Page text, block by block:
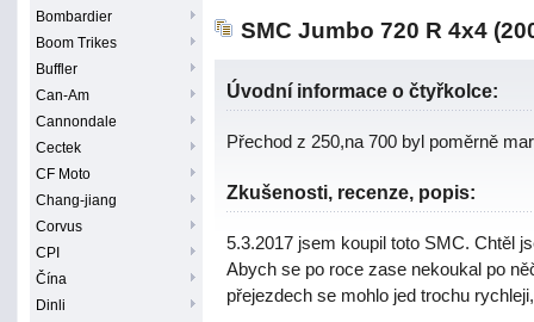
Bombardier
Boom Trikes
Buffler
Can-Am
Cannondale
Cectek
CF Moto
Chang-jiang
Corvus
CPI
Čína
Dinli
SMC Jumbo 720 R 4x4
Úvodní informace o čtyřkolce:
Přechod z 250,na 700 byl poměrně
Zkušenosti, recenze, popis:
5.3.2017 jsem koupil toto SMC. Chtěl
Abych se po roce zase nekoukal po
přejezdech se mohlo jed trochu